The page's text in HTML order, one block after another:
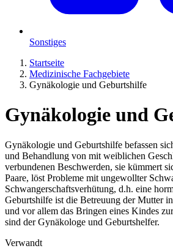
Sonstiges
Startseite
Medizinische Fachgebiete
Gynäkologie und Geburtshilfe
Gynäkologie und
Gynäkologie und Geburtshilfe befassen
und Behandlung von mit weiblichen
verbundenen Beschwerden, sie kümmert
Paare, löst Probleme mit ungewollter
Schwangerschaftsverhütung, d.h. eine
Geburtshilfe ist die Betreuung der Mutter
und vor allem das Bringen eines Kindes
sind der Gynäkologe und Geburtshelfer.
Verwandt